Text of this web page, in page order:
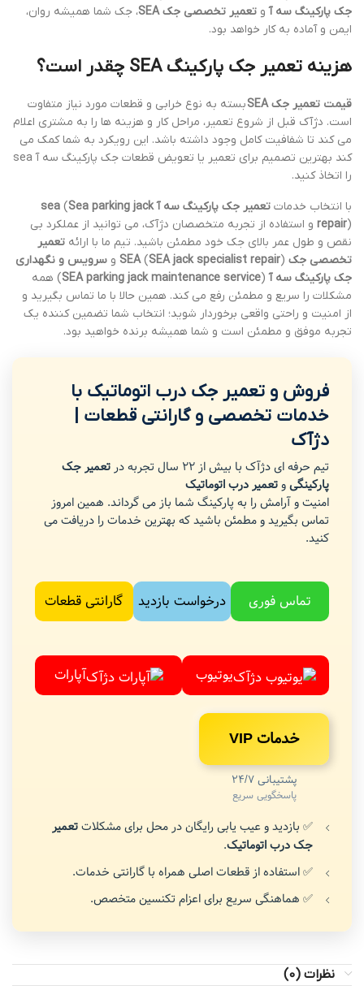
جک پارکینگ سه آو تعمیر تخصصی جک SEA
، جک شما همیشه روان،
ایمن و آماده به کار خواهد بود.
هزینه تعمیر جک پارکینگ SEA چقدر است؟
قیمت تعمیر جک SEA
بسته به نوع خرابی و قطعات مورد نیاز متفاوت
است. دژآک قبل از شروع تعمیر، مراحل کار و هزینه ها را به مشتری اعلام
می کند تا شفافیت کامل وجود داشته باشد. این رویکرد به شما کمک می
کند بهترین تصمیم برای تعمیر یا تعویض قطعات جک پارکینگ سه آ sea
را اتخاذ کنید.
با انتخاب خدمات تعمیر جک پارکینگ سه آ sea (Sea parking jack
repair ) و استفاده از تجربه متخصصان دژآک، می توانید از عملکرد بی
نقص و طول عمر بالای جک خود مطمئن باشید. تیم ما با ارائه تعمیر
تخصصی جک SEA
(SEA jack specialist repair) و
سرویس و نگهداری
جک پارکینگ سه آ(
SEA parking jack maintenance service) همه
مشکلات را سریع و مطمئن رفع می کند. همین حالا با ما تماس بگیرید و
از امنیت و راحتی واقعی برخوردار شوید؛ انتخاب شما تضمین کننده یک
تجربه موفق و مطمئن است و شما همیشه برنده خواهید بود.
فروش و تعمیر جک درب اتوماتیک با
خدمات تخصصی و گارانتی قطعات |
دژآک
تیم حرفه ای دژآک با بیش از 22 سال تجربه در
تعمیر جک
پارکینگیو تعمیر درب اتوماتیک
امنیت و آرامش را به پارکینگ شما باز می گرداند. همین امروز
تماس بگیرید و مطمئن باشید که بهترین خدمات را دریافت می
کنید.
تماس فوری درخواست بازدید گارانتی قطعات
یوتیوب آپارات
خدمات VIP
پشتیبانی 24/7
پاسخگویی سریع
✅ بازدید و عیب یابی رایگان در محل برای مشکلاتتعمیر
جک درب اتوماتیک.
✅ استفاده از قطعات اصلی همراه با گارانتی خدمات.
✅ هماهنگی سریع برای اعزام تکنسین متخصص.
نظرات (0)